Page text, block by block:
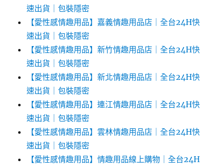
速出貨｜包裝隱密
【愛性感情趣用品】嘉義情趣用品店｜全台24H快
速出貨｜包裝隱密
【愛性感情趣用品】新竹情趣用品店｜全台24H快
速出貨｜包裝隱密
【愛性感情趣用品】新北情趣用品店｜全台24H快
速出貨｜包裝隱密
【愛性感情趣用品】連江情趣用品店｜全台24H快
速出貨｜包裝隱密
【愛性感情趣用品】雲林情趣用品店｜全台24H快
速出貨｜包裝隱密
【愛性感情趣用品】情趣用品線上購物｜全台24H